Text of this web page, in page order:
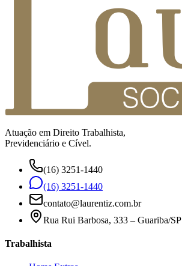
Atuação em Direito Trabalhista,
Previdenciário e Cível.
(16) 3251-1440
(16) 3251-1440
contato@laurentiz.com.br
Rua Rui Barbosa, 333 – Guariba/SP
Trabalhista